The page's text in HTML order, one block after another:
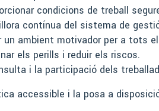
condicions de treball
contínua del sistema de
un ambient motivador per a tots
els perills i reduir els riscos.
i la participació dels
accessible i la posa a